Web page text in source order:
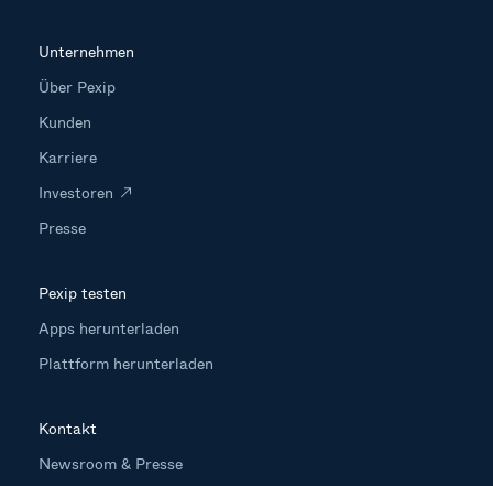
Unternehmen
Über Pexip
Kunden
Karriere
Investoren
Presse
Pexip testen
Apps herunterladen
Plattform herunterladen
Kontakt
Newsroom & Presse